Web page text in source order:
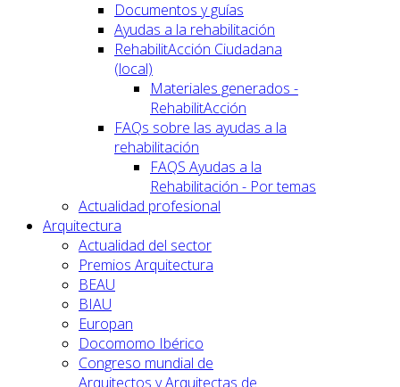
Documentos y guías
Ayudas a la rehabilitación
RehabilitAcción Ciudadana
(local)
Materiales generados -
RehabilitAcción
FAQs sobre las ayudas a la
rehabilitación
FAQS Ayudas a la
Rehabilitación - Por temas
Actualidad profesional
Arquitectura
Actualidad del sector
Premios Arquitectura
BEAU
BIAU
Europan
Docomomo Ibérico
Congreso mundial de
Arquitectos y Arquitectas de